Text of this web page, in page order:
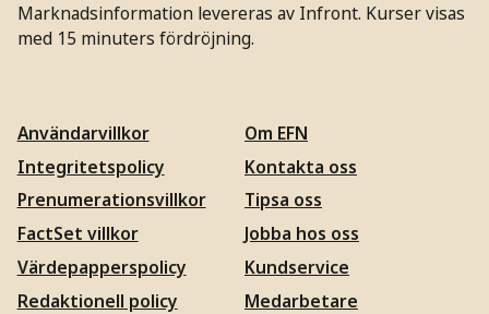
Marknadsinformation levereras av Infront. Kurser visas
med 15 minuters fördröjning.
Användarvillkor
Integritetspolicy
Prenumerationsvillkor
FactSet villkor
Värdepapperspolicy
Redaktionell policy
Om EFN
Kontakta oss
Tipsa oss
Jobba hos oss
Kundservice
Medarbetare